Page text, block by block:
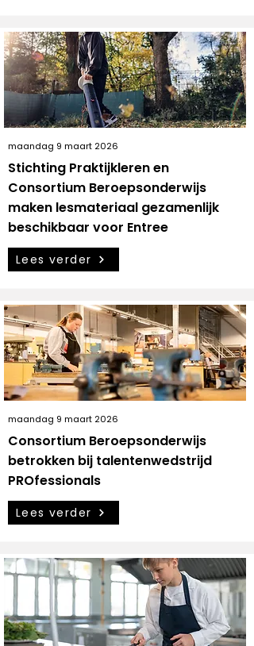
maandag 9 maart 2026
Stichting Praktijkleren en
Consortium Beroepsonderwijs
maken lesmateriaal gezamenlijk
beschikbaar voor Entree
Lees verder
maandag 9 maart 2026
Consortium Beroepsonderwijs
betrokken bij talentenwedstrijd
PROfessionals
Lees verder